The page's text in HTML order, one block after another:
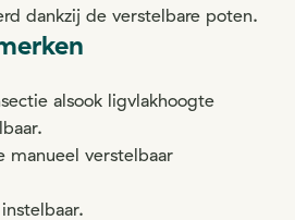
dankzij de verstelbare poten.
alsook ligvlakhoogte
manueel verstelbaar